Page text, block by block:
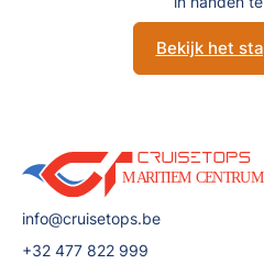
Bekijk het
info@cruisetops.be
+32 477 822 999